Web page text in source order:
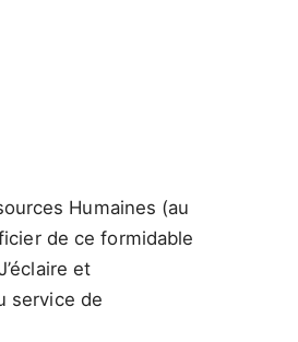
Humaines (au
de ce formidable
et
service de